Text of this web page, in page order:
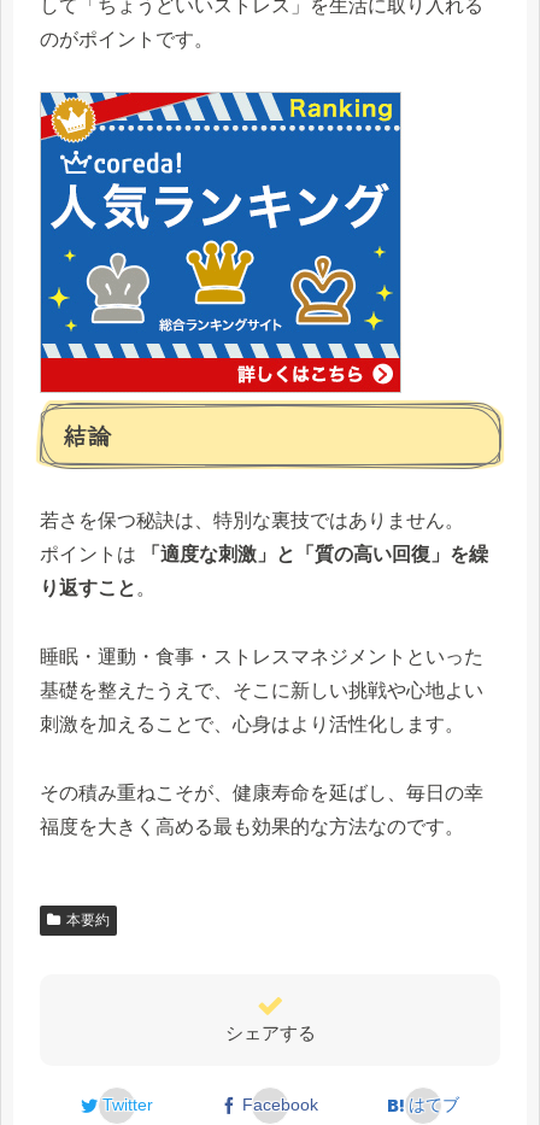
して「ちょうどいいストレス」を生活に取り入れる
のがポイントです。
結論
若さを保つ秘訣は、特別な裏技ではありません。
ポイントは
「適度な刺激」と「質の高い回復」を繰
り返すこと 。
睡眠・運動・食事・ストレスマネジメントといった
基礎を整えたうえで、そこに新しい挑戦や心地よい
刺激を加えることで、心身はより活性化します。
その積み重ねこそが、健康寿命を延ばし、毎日の幸
福度を大きく高める最も効果的な方法なのです。
本要約
シェアする
Twitter Facebook はてブ